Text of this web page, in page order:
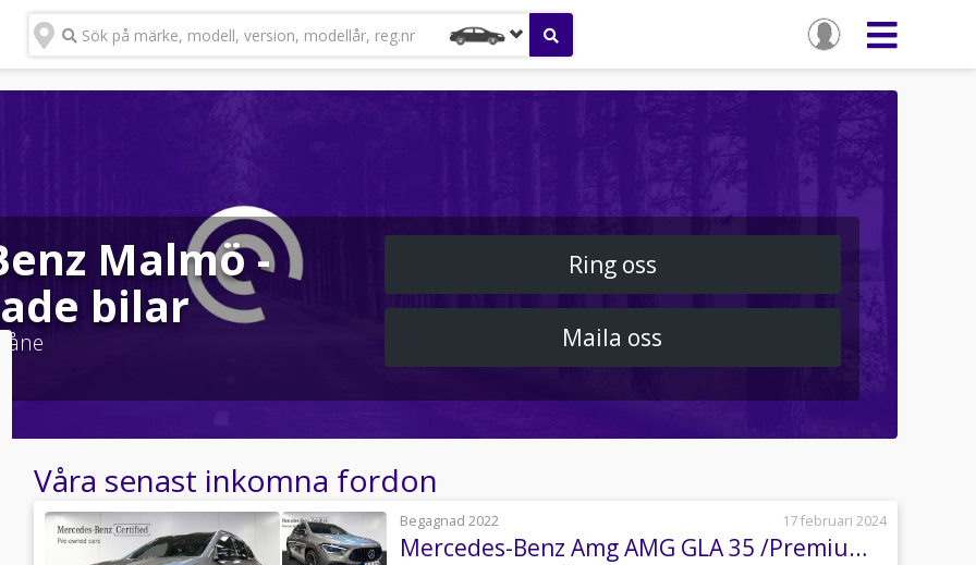
Sök på märke, modell, version, modellår, reg.nr
Malmö -
bilar
Skåne
Ring oss
Maila oss
Våra senast inkomna fordon
Begagnad 2022 17 februari 2024
Mercedes-Benz Amg AMG GLA 35 /Premiumpaket Plus/Night Package II